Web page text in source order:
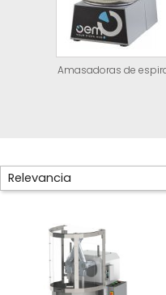
Amasadoras de
Relevancia